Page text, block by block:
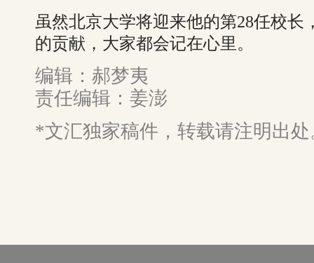
虽然北京大学将迎来他的第28任校长
的贡献，大家都会记在心里。
编辑：郝梦夷
责任编辑：姜澎
*文汇独家稿件，转载请注明出处